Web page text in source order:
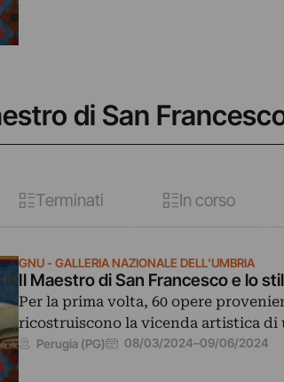
di San
Terminati In corso
GNU - GALLERIA NAZIONALE DELL'UMBRIA
Il Maestro di San Francesco e lo
Per la prima volta, 60 opere
ricostruiscono la vicenda artistica
Perugia (PG) 08/03/2024–09/06/2024